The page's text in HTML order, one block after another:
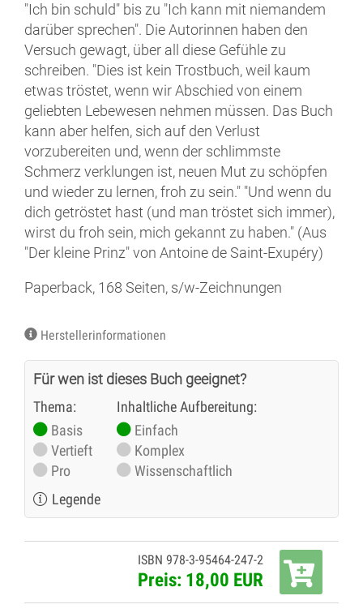
"Ich bin schuld" bis zu "Ich kann mit niemandem
darüber sprechen". Die Autorinnen haben den
Versuch gewagt, über all diese Gefühle zu
schreiben. "Dies ist kein Trostbuch, weil kaum
etwas tröstet, wenn wir Abschied von einem
geliebten Lebewesen nehmen müssen. Das Buch
kann aber helfen, sich auf den Verlust
vorzubereiten und, wenn der schlimmste
Schmerz verklungen ist, neuen Mut zu schöpfen
und wieder zu lernen, froh zu sein." "Und wenn du
dich getröstet hast (und man tröstet sich immer),
wirst du froh sein, mich gekannt zu haben." (Aus
"Der kleine Prinz" von Antoine de Saint-Exupéry)
Paperback, 168 Seiten, s/w-Zeichnungen
Herstellerinformationen
Für wen ist dieses Buch geeignet?
Thema:
Basis
Vertieft
Pro
Inhaltliche Aufbereitung:
Einfach
Komplex
Wissenschaftlich
Legende
ISBN 978-3-95464-247-2
Preis: 18,00 EUR